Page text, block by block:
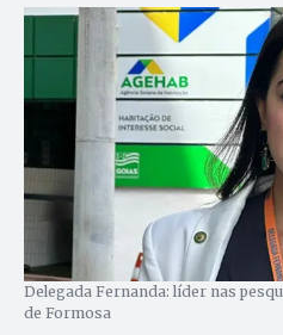
Delegada Fernanda: líder nas
de Formosa